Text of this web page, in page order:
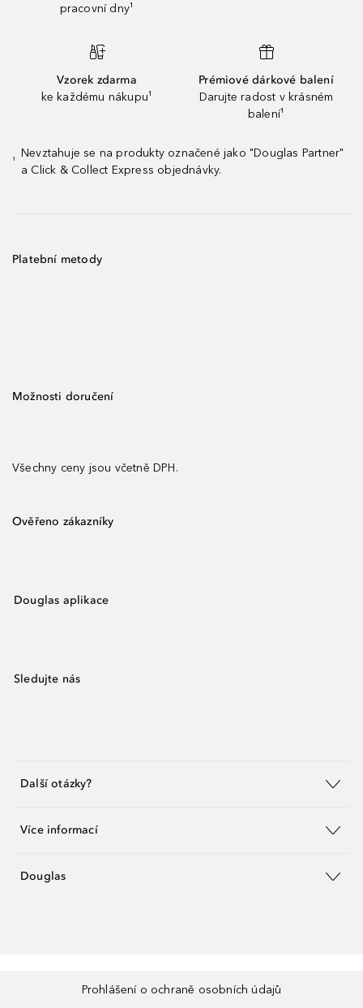
pracovní dny¹
Vzorek zdarma
ke každému nákupu¹
Prémiové dárkové balení
Darujte radost v krásném
balení¹
¹
Nevztahuje se na produkty označené jako "Douglas Partner"
a Click & Collect Express objednávky.
Platební metody
Možnosti doručení
Všechny ceny jsou včetně DPH.
Ověřeno zákazníky
Douglas aplikace
Sledujte nás
Další otázky?
Více informací
Douglas
Prohlášení o ochraně osobních údajů